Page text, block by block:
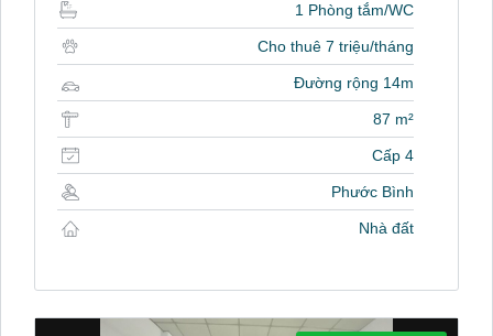
1 Phòng tắm/WC
Cho thuê 7 triệu/tháng
Đường rộng 14m
87 m²
Cấp 4
Phước Bình
Nhà đất